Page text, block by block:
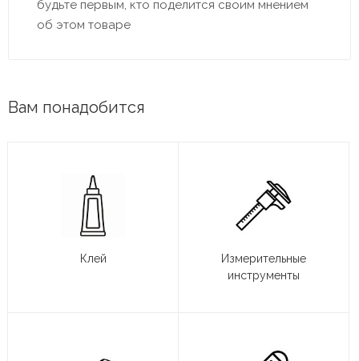
будьте первым, кто поделится своим мнением
об этом товаре
Вам понадобится
Клей
Измерительные
инструменты